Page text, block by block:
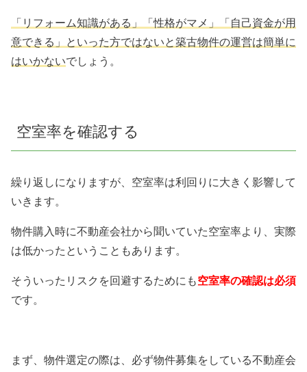
「リフォーム知識がある」「性格がマメ」「自己資金が用
意できる」といった方ではないと築古物件の運営は簡単に
はいかないでしょう。
空室率を確認する
繰り返しになりますが、空室率は利回りに大きく影響して
いきます。
物件購入時に不動産会社から聞いていた空室率より、実際
は低かったということもあります。
そういったリスクを回避するためにも空室率の確認は必須
です。
まず、物件選定の際は、必ず物件募集をしている不動産会